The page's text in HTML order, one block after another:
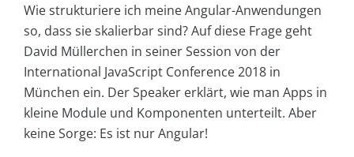
Wie strukturiere ich meine Angular-Anwendungen
so, dass sie skalierbar sind? Auf diese Frage geht
David Müllerchen in seiner Session von der
International JavaScript Conference 2018 in
München ein. Der Speaker erklärt, wie man Apps in
kleine Module und Komponenten unterteilt. Aber
keine Sorge: Es ist nur Angular!